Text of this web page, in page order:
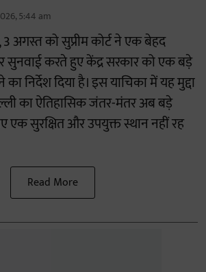
5:44 am
3 अगस्त को सुप्रीम कोर्ट ने एक बेहद
सुनवाई करते हुए केंद्र सरकार को एक बड़े
निर्देश दिया है। इस याचिका में यह मुद्दा
का ऐतिहासिक जंतर-मंतर अब बड़े
एक सुरक्षित और उपयुक्त स्थान नहीं रह
Read More